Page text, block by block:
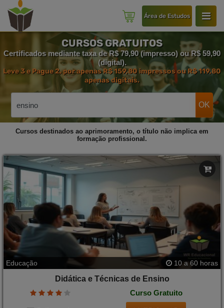
Área de Estudos
CURSOS GRATUITOS
Certificados mediante taxa de R$ 79,90 (impresso) ou R$ 59,90
(digital).
Leve 3 e Pague 2, por apenas R$ 159,80 impressos ou R$ 119,80
apenas digitais.
OK
Cursos destinados ao aprimoramento, o título não implica em
formação profissional.
Educação 10 a 60 horas
Didática e Técnicas de Ensino
Curso Gratuito